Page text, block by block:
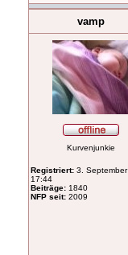
vamp
Kurvenjunkie
Registriert: 3.
17:44
Beiträge: 1840
NFP seit: 2009